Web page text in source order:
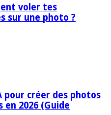
voler tes
sur une photo ?
pour créer des photos
2026 (Guide